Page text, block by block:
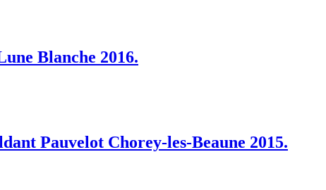
Blanche 2016.
Pauvelot Chorey-les-Beaune 2015.